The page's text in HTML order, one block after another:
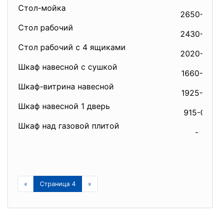
Стол-мойка
Стол рабочий
Стол рабочий с 4 ящиками
Шкаф навесной с сушкой
Шкаф-витрина навесной
Шкаф навесной 1 дверь
Шкаф над газовой плитой
2650-00
2430-00
2020-00
1660-00
1925-00
915-00
-
« Страница 4 »